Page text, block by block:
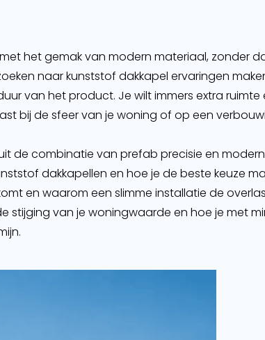
het gemak van modern materiaal, zonder
naar kunststof dakkapel ervaringen
van het product. Je wilt immers extra ruimte
bij de sfeer van je woning of op een
de combinatie van prefab precisie en
dakkapellen en hoe je de beste keuze
en waarom een slimme installatie de
stijging van je woningwaarde en hoe je met